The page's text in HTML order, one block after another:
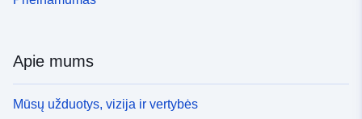
Apie mums
Mūsų užduotys, vizija ir vertybės